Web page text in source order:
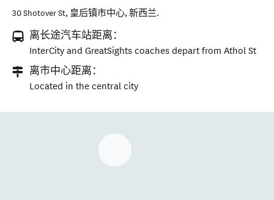
30 Shotover St, 皇后镇市中心, 新西兰.
离长途汽车站距离：
InterCity and GreatSights coaches depart from Athol St
离市中心距离：
Located in the central city